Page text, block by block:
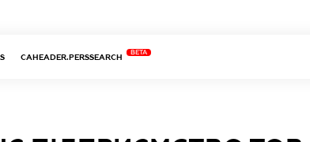
CAHEADER.PERSSEARCH
BETA